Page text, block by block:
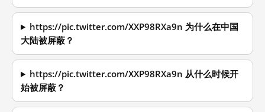
https://pic.twitter.com/XXP98RXa9n 为什么在中国
大陆被屏蔽？
https://pic.twitter.com/XXP98RXa9n 从什么时候开
始被屏蔽？